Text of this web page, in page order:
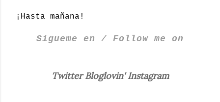
¡Hasta mañana!
Sígueme en / Follow me on
Twitter Bloglovin' Instagram